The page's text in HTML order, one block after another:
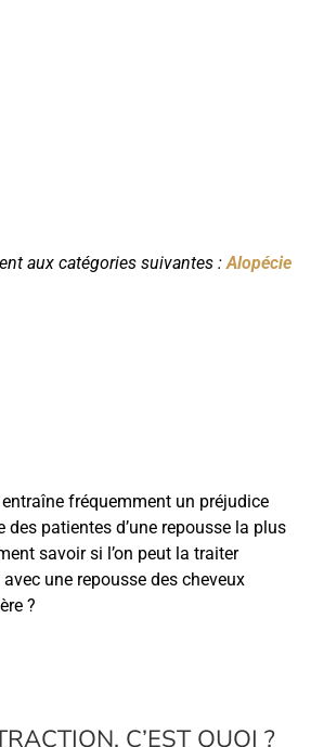
aux catégories suivantes :Alopécie
fréquemment un préjudice
des patientes d’une repousse la plus
savoir si l’on peut la traiter
une repousse des cheveux
?
C’EST QUOI ?